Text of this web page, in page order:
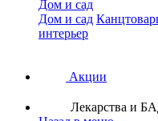
Дом и сад
Дом и сад
интерьер
Акции
Лекарства и